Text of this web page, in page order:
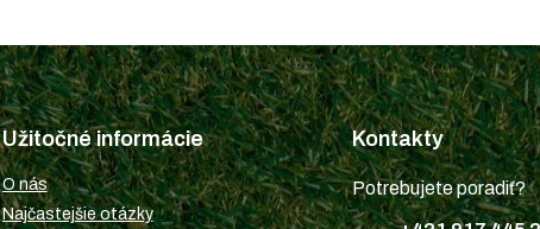
Užitočné informácie
O nás
Najčastejšie otázky
Kontakty
Potrebujete poradiť?